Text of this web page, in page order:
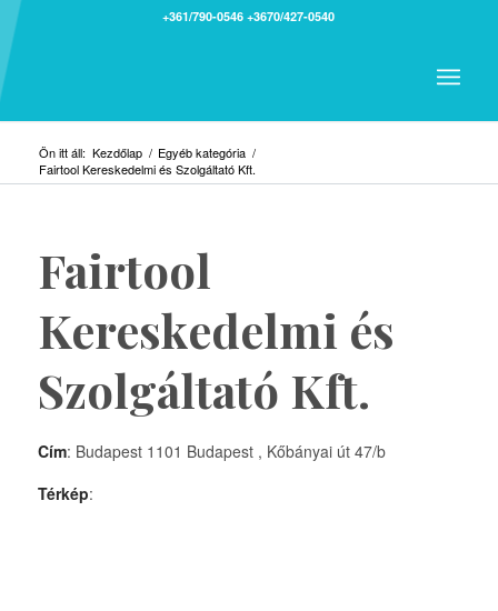
+361/790-0546 +3670/427-0540
Ön itt áll: Kezdőlap / Egyéb kategória /
Fairtool Kereskedelmi és Szolgáltató Kft.
Fairtool
Kereskedelmi és
Szolgáltató Kft.
Cím: Budapest 1101 Budapest , Kőbányai út 47/b
Térkép: